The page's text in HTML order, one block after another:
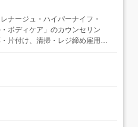
ナージュ・ハイパーナイフ・
ボディケア」のカウンセリン
片付け、清掃・レジ締め雇用期
囲の変更なし 【経験・資格】<
方、人生楽しみたい方、シフト